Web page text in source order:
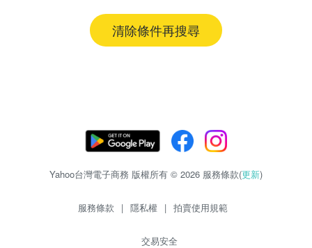
清除條件再搜尋
Yahoo台灣電子商務 版權所有 © 2026 服務條款(更新)
服務條款 | 隱私權 | 拍賣使用規範
交易安全